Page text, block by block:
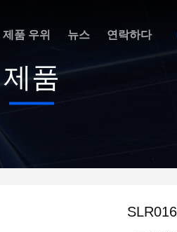
제품 우위 뉴스 연락하다
제품